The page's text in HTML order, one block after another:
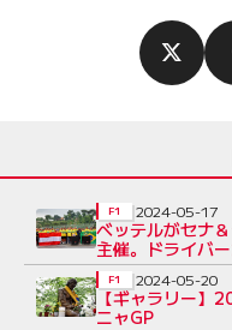
ベッテルがセナ
主催。ドライバ
を1周
F1 2024-05-17
【ギャラリー】
ニャGP
F1 2024-05-20